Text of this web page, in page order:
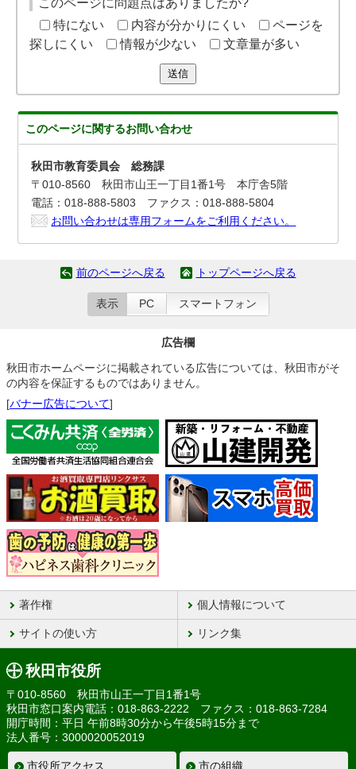
このページに問題点はありましたか?
特にない
内容が分かりにくい
ページを
探しにくい
情報が少ない 文章量が多い
送信
このページに関するお問い合わせ
秋田市教育委員会 総務課
〒010-8560 秋田市山王一丁目1番1号 本庁舎5階
電話：018-888-5803 ファクス：018-888-5804
お問い合わせは専用フォームをご利用ください。
前のページへ戻る トップページへ戻る
表示 PC スマートフォン
広告欄
秋田市ホームページに掲載されている広告については、秋田市がそ
の内容を保証するものではありません。
[バナー広告について]
著作権 個人情報について
サイトの使い方 リンク集
秋田市役所
〒010-8560 秋田市山王一丁目1番1号
秋田市窓口案内電話：018-863-2222 ファクス：018-863-7284
開庁時間：平日 午前8時30分から午後5時15分まで
法人番号：3000020052019
市役所アクセス 市の組織